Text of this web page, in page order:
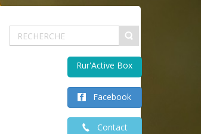
Facebook
Contact
Rur'Active Box